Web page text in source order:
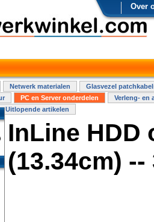
Over
Netwerk materialen
Glasvezel
PC en Server onderdelen
Verleng- en
Uitlopende artikelen
InLine HDD
(13.34cm)